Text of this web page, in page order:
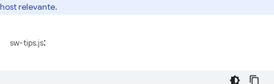
host relevante.
sw-tips.js: